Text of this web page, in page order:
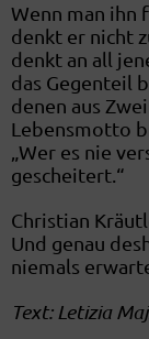
Wenn man ihn
denkt er nicht
denkt an all
das Gegenteil
denen aus
Lebensmotto
„Wer es nie
gescheitert.“
Christian
Und genau
niemals
Text: Letizia